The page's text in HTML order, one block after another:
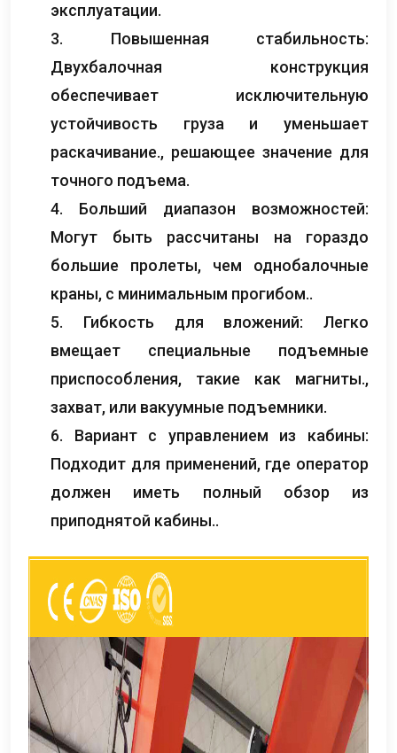
эксплуатации.
3. Повышенная стабильность:
Двухбалочная конструкция
обеспечивает исключительную
устойчивость груза и уменьшает
раскачивание., решающее значение для
точного подъема.
4. Больший диапазон возможностей:
Могут быть рассчитаны на гораздо
большие пролеты, чем однобалочные
краны, с минимальным прогибом..
5. Гибкость для вложений: Легко
вмещает специальные подъемные
приспособления, такие как магниты.,
захват, или вакуумные подъемники.
6. Вариант с управлением из кабины:
Подходит для применений, где оператор
должен иметь полный обзор из
приподнятой кабины..